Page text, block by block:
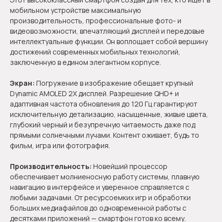
мобильном устройстве максимальную
производительность, профессиональные фото- и
видеовозможности, впечатляющий дисплей и передовые
интеллектуальные функции. Он воплощает собой вершину
достижений современных мобильных технологий,
заключенную в едином элегантном корпусе.
Экран: Погружение в изображение обещает крупный
Dynamic AMOLED 2X дисплей. Разрешение QHD+ и
адаптивная частота обновления до 120 Гц гарантируют
исключительную детализацию, насыщенные, живые цвета,
глубокий черный и безупречную читаемость даже под
прямыми солнечными лучами. Контент оживает, будь то
фильм, игра или фотография.
Производительность: Новейший процессор
обеспечивает молниеносную работу системы, плавную
навигацию в интерфейсе и уверенное справляется с
любыми задачами. От ресурсоемких игр и обработки
больших медиафайлов до одновременной работы с
десятками приложений — смартфон готов ко всему.